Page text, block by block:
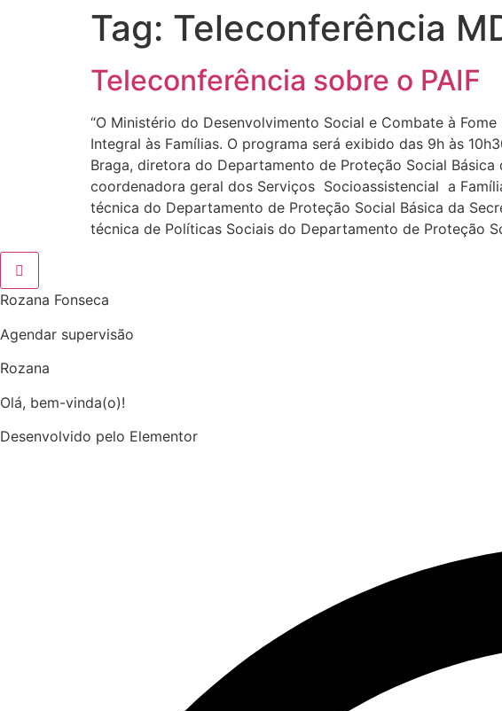
Tag: Teleconferência
Teleconferência sobre o PAIF
“O Ministério do Desenvolvimento Social e Combate à
Integral às Famílias. O programa será exibido das 9h às
Braga, diretora do Departamento de Proteção Social
coordenadora geral dos Serviços Socioassistencial a
técnica do Departamento de Proteção Social Básica da
técnica de Políticas Sociais do Departamento de Proteção
Rozana Fonseca
Agendar supervisão
Rozana
Olá, bem-vinda(o)!
Desenvolvido pelo Elementor